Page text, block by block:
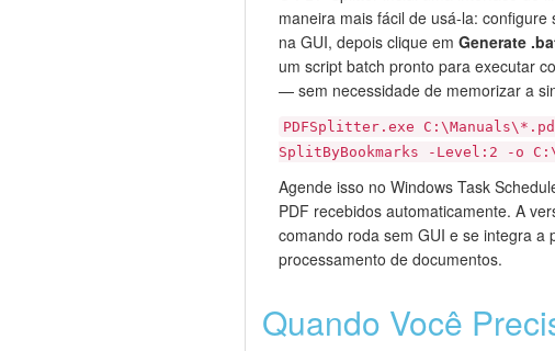
maneira mais fácil de usá-la: configure
na GUI, depois clique em Generate
um script batch pronto para executar
— sem necessidade de memorizar a
PDFSplitter.exe
SplitByBookmarks -Level:2 -o
Agende isso no Windows Task
PDF recebidos automaticamente. A
comando roda sem GUI e se integra a
processamento de documentos.
Quando Você